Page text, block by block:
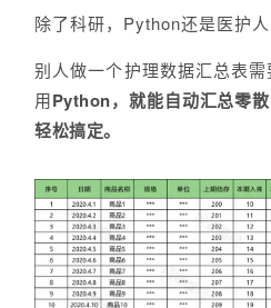
除了科研，Python还是医护人
别人做一个护理数据汇总表
用Python，就能自动汇总零
轻松搞定。